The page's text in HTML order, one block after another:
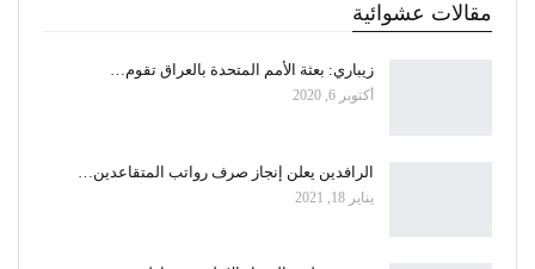
مقالات عشوائية
زيباري: بعثة الأمم المتحدة بالعراق تقوم…
أكتوبر 6, 2020
الرافدين يعلن إنجاز صرف رواتب المتقاعدين…
يناير 18, 2021